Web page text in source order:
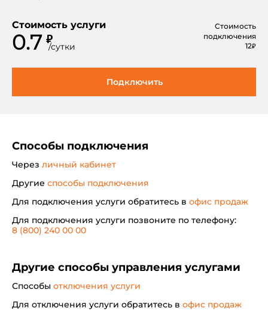
Стоимость услуги
0.7 ₽
/сутки
Стоимость
подключения
12₽
Подключить
Способы подключения
Через личный кабинет
Другие способы подключения
Для подключения услуги обратитесь в офис продаж
Для подключения услуги позвоните по телефону:
8 (800) 240 00 00
Другие способы управления услугами
Способы отключения услуги
Для отключения услуги обратитесь в офис продаж